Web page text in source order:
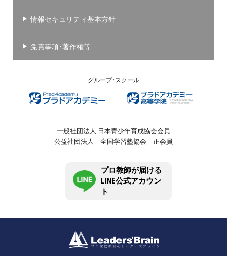
情報セキュリティ基本方針
免責事項・著作権等
グループ・スクール
一般社団法人 日本青少年育成協会会員
公益社団法人 全国学習塾協会 正会員
プロ教師が届ける
LINE公式アカウン
ト